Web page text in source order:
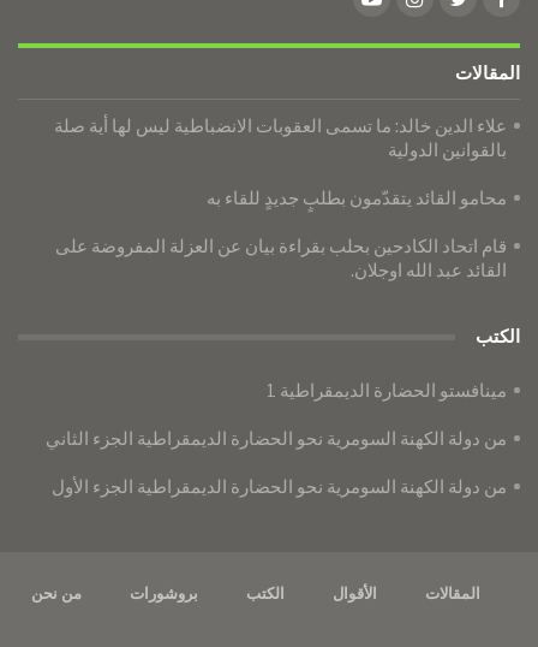
المقالات
علاء الدين خالد: ما تسمى العقوبات الانضباطية ليس لها أية صلة
بالقوانين الدولية
محامو القائد يتقدّمون بطلبٍ جديدٍ للقاء به
قام اتحاد الكادحين بحلب بقراءة بيان عن العزلة المفروضة على
القائد عبد الله اوجلان.
الكتب
مينافستو الحضارة الديمقراطية 1
من دولة الكهنة السومرية نحو الحضارة الديمقراطية الجزء الثاني
من دولة الكهنة السومرية نحو الحضارة الديمقراطية الجزء الأول
المقالات الأقوال الكتب بروشورات من نحن